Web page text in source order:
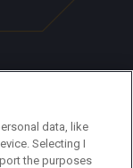
data, like
Selecting I
the purposes